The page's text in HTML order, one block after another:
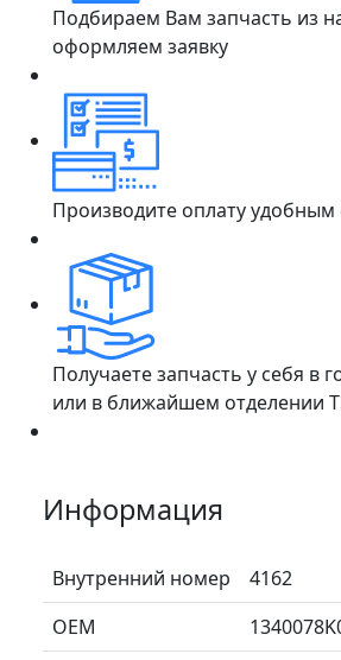
Подбираем Вам запчасть из
оформляем заявку
Производите оплату
Получаете запчасть у себя в
или в ближайшем отделении
Информация
Внутренний номер
4162
ОЕМ